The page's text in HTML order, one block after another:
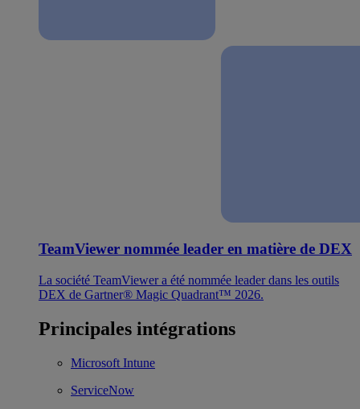
TeamViewer nommée leader en matière de DEX
La société TeamViewer a été nommée leader dans les outils
DEX de Gartner® Magic Quadrant™ 2026.
Principales intégrations
Microsoft Intune
ServiceNow